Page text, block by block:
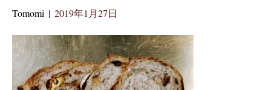
Tomomi | 2019年1月27日